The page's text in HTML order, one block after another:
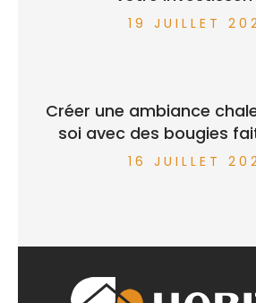
19 JUILLET
Créer une ambiance
soi avec des bougies
16 JUILLET